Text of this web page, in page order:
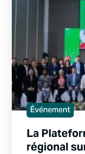
Événement
La
régional